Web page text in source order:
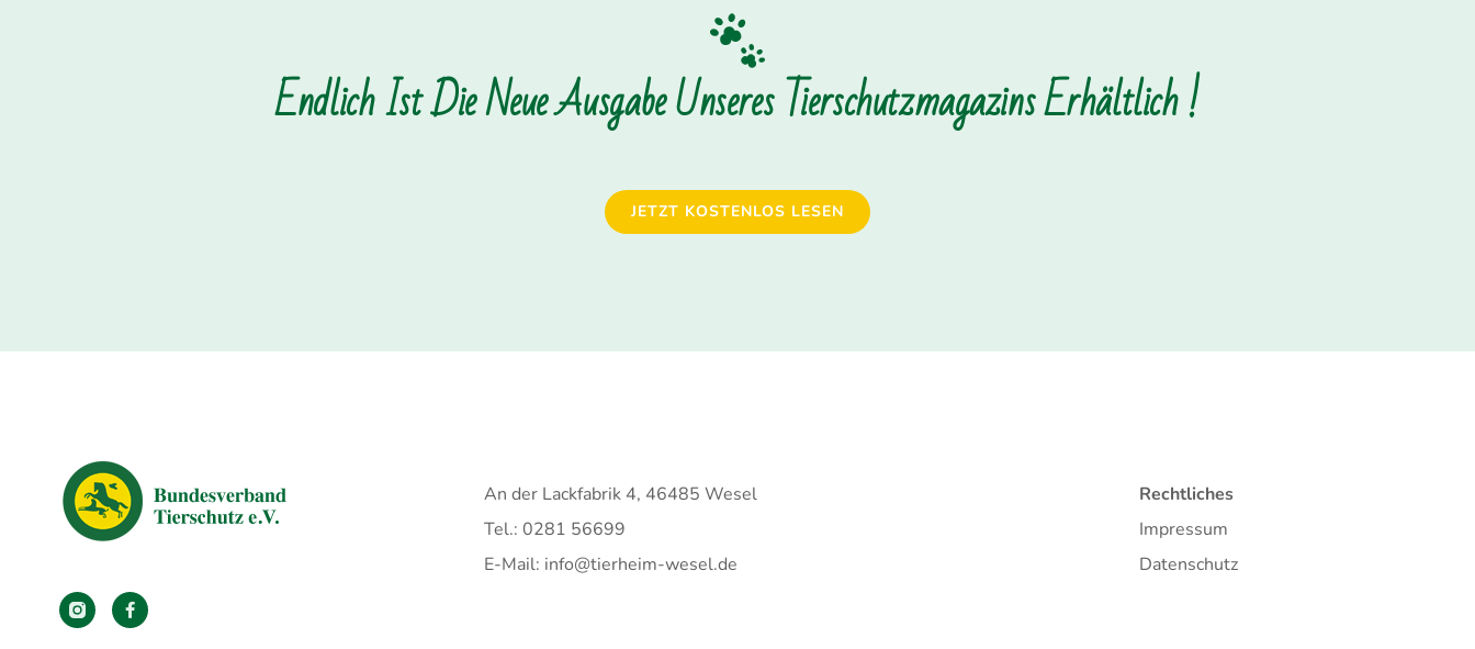
Endlich Ist Die Neue Ausgabe Unseres Tierschutzmagazins Erhältlich !
JETZT KOSTENLOS LESEN
An der Lackfabrik 4, 46485 Wesel
Tel.: 0281 56699
E-Mail: info@tierheim-wesel.de
Rechtliches
Impressum
Datenschutz